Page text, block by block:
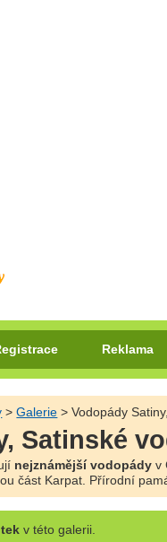
Reklama
>Galerie > Vodopády
Satinské
nejznámější vodopádyv
část Karpat. Přírodní
v této galerii.